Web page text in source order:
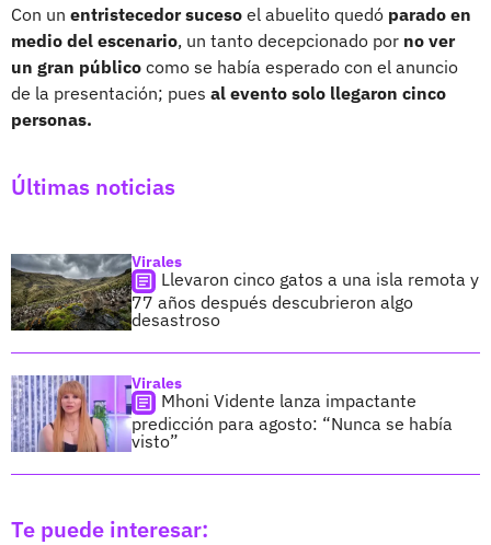
Con un entristecedor suceso el abuelito quedó parado en
medio del escenario, un tanto decepcionado por no ver
un gran público como se había esperado con el anuncio
de la presentación; pues al evento solo llegaron cinco
personas.
Últimas noticias
Virales
Llevaron cinco gatos a una isla remota y
77 años después descubrieron algo
desastroso
Virales
Mhoni Vidente lanza impactante
predicción para agosto: “Nunca se había
visto”
Te puede interesar: